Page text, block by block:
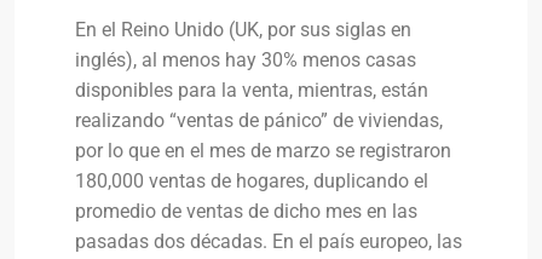
En el Reino Unido (UK, por sus siglas en
inglés), al menos hay 30% menos casas
disponibles para la venta, mientras, están
realizando “ventas de pánico” de viviendas,
por lo que en el mes de marzo se registraron
180,000 ventas de hogares, duplicando el
promedio de ventas de dicho mes en las
pasadas dos décadas. En el país europeo, las